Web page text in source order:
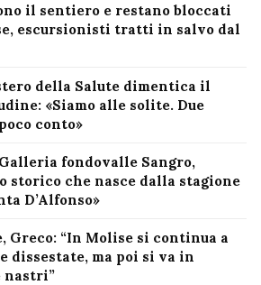
il sentiero e restano bloccati
escursionisti tratti in salvo dal
della Salute dimentica il
«Siamo alle solite. Due
conto»
Galleria fondovalle Sangro,
storico che nasce dalla stagione
D’Alfonso»
Greco: “In Molise si continua a
dissestate, ma poi si va in
nastri”